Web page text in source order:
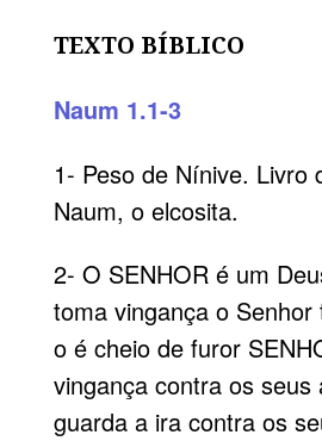
TEXTO BÍBLICO
Naum 1.1-3
1- Peso de Nínive. Livro
Naum, o elcosita.
2- O SENHOR é um
toma vingança o
o é cheio de furor
vingança contra os seus
guarda a ira contra os